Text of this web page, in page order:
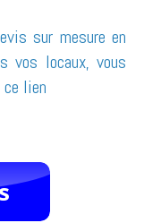
sur mesure en
vos locaux, vous
lien